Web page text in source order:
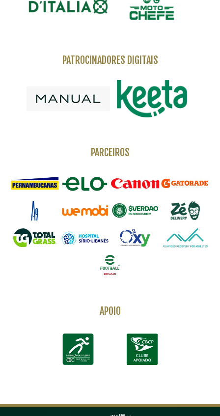
PATROCINADORES DIGITAIS
PARCEIROS
APOIO